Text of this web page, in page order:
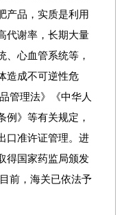
产品，实质是利用
代谢率，长期大量
、心血管系统等，
造成不可逆性危
理法》《中华人
例》等有关规定，
口准许证管理。进
得国家药监局颁发
，海关已依法予